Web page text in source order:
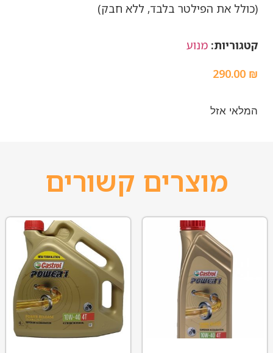
(כולל את הפילטר בלבד, ללא חבק)
קטגוריות: מנוע
290.00 ₪
המלאי אזל
מוצרים קשורים